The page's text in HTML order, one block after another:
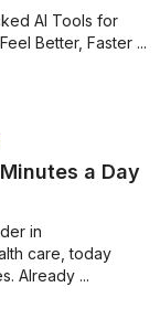
AI Tools for
Better, Faster ...
a Day
in
care, today
Already ...